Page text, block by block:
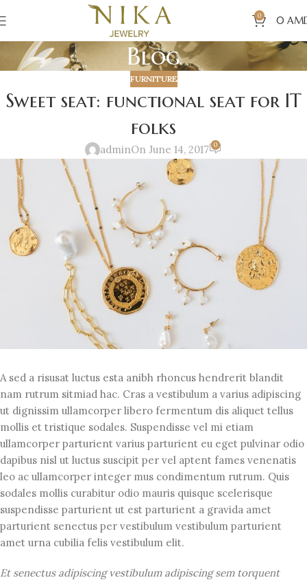
0 0
Blog
FURNITURE
Sweet seat: functional seat for IT
folks
adminOn June 14, 2017 0
A sed a risusat luctus esta anibh rhoncus hendrerit blandit
nam rutrum sitmiad hac. Cras a vestibulum a varius adipiscing
ut dignissim ullamcorper libero fermentum dis aliquet tellus
mollis et tristique sodales. Suspendisse vel mi etiam
ullamcorper parturient varius parturient eu eget pulvinar odio
dapibus nisl ut luctus suscipit per vel aptent fames venenatis
leo ac ullamcorper integer mus condimentum rutrum. Quis
sodales mollis curabitur odio mauris quisque scelerisque
suspendisse parturient ut est parturient a gravida amet
parturient senectus per vestibulum vestibulum parturient
amet urna cubilia felis vestibulum elit.
Et senectus adipiscing vestibulum adipiscing sem torquent